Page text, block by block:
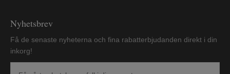
Nyhetsbrev
Få de senaste nyheterna och fina rabatterbjudanden direkt i din
inkorg!